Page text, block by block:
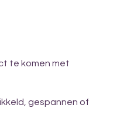
te komen met
gespannen of